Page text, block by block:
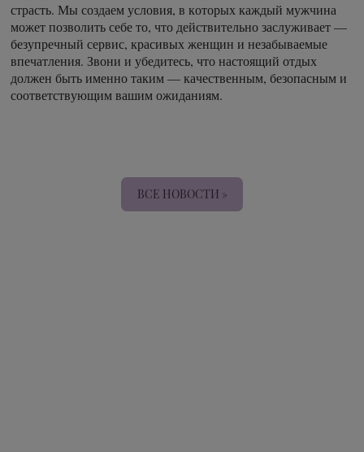
страсть. Мы создаем условия, в которых каждый мужчина
может позволить себе то, что действительно заслуживает —
безупречный сервис, красивых женщин и незабываемые
впечатления. Звони и убедитесь, что настоящий отдых
должен быть именно таким — качественным, безопасным и
соответствующим вашим ожиданиям.
ВСЕ НОВОСТИ »